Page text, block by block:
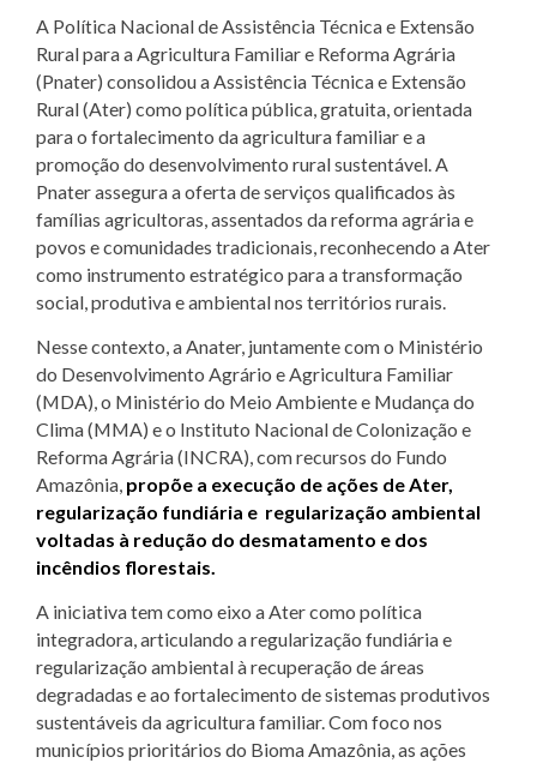
A Política Nacional de Assistência Técnica e Extensão
Rural para a Agricultura Familiar e Reforma Agrária
(Pnater) consolidou a Assistência Técnica e Extensão
Rural (Ater) como política pública, gratuita, orientada
para o fortalecimento da agricultura familiar e a
promoção do desenvolvimento rural sustentável. A
Pnater assegura a oferta de serviços qualificados às
famílias agricultoras, assentados da reforma agrária e
povos e comunidades tradicionais, reconhecendo a Ater
como instrumento estratégico para a transformação
social, produtiva e ambiental nos territórios rurais.
Nesse contexto, a Anater, juntamente com o Ministério
do Desenvolvimento Agrário e Agricultura Familiar
(MDA), o Ministério do Meio Ambiente e Mudança do
Clima (MMA) e o Instituto Nacional de Colonização e
Reforma Agrária (INCRA), com recursos do Fundo
Amazônia, propõe a execução de ações de Ater,
regularização fundiária e regularização ambiental
voltadas à redução do desmatamento e dos
incêndios florestais.
A iniciativa tem como eixo a Ater como política
integradora, articulando a regularização fundiária e
regularização ambiental à recuperação de áreas
degradadas e ao fortalecimento de sistemas produtivos
sustentáveis da agricultura familiar. Com foco nos
municípios prioritários do Bioma Amazônia, as ações